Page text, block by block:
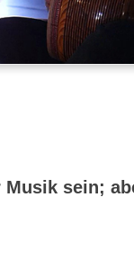
Musik sein;